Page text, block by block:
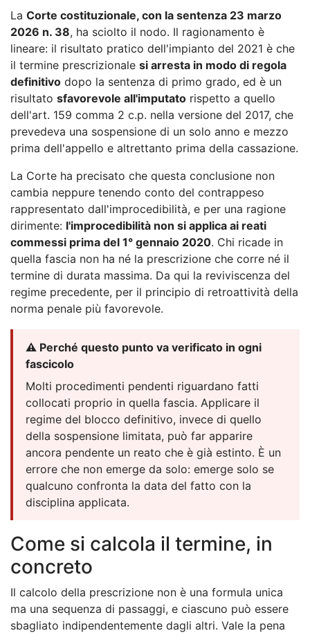
La Corte costituzionale, con la sentenza 23 marzo
2026 n. 38, ha sciolto il nodo. Il ragionamento è
lineare: il risultato pratico dell'impianto del 2021 è che
il termine prescrizionale si arresta in modo di regola
definitivo dopo la sentenza di primo grado, ed è un
risultato sfavorevole all'imputato rispetto a quello
dell'art. 159 comma 2 c.p. nella versione del 2017, che
prevedeva una sospensione di un solo anno e mezzo
prima dell'appello e altrettanto prima della cassazione.
La Corte ha precisato che questa conclusione non
cambia neppure tenendo conto del contrappeso
rappresentato dall'improcedibilità, e per una ragione
dirimente: l'improcedibilità non si applica ai reati
commessi prima del 1° gennaio 2020. Chi ricade in
quella fascia non ha né la prescrizione che corre né il
termine di durata massima. Da qui la reviviscenza del
regime precedente, per il principio di retroattività della
norma penale più favorevole.
⚠️ Perché questo punto va verificato in ogni
fascicolo
Molti procedimenti pendenti riguardano fatti
collocati proprio in quella fascia. Applicare il
regime del blocco definitivo, invece di quello
della sospensione limitata, può far apparire
ancora pendente un reato che è già estinto. È un
errore che non emerge da solo: emerge solo se
qualcuno confronta la data del fatto con la
disciplina applicata.
Come si calcola il termine, in
concreto
Il calcolo della prescrizione non è una formula unica
ma una sequenza di passaggi, e ciascuno può essere
sbagliato indipendentemente dagli altri. Vale la pena